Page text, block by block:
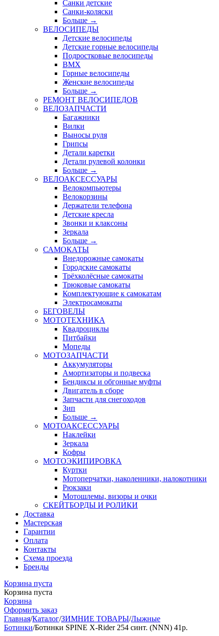
Санки детские
Санки-коляски
Больше →
ВЕЛОСИПЕДЫ
Детские велосипеды
Детские горные велосипеды
Подростковые велосипеды
BMX
Горные велосипеды
Женские велосипеды
Больше →
РЕМОНТ ВЕЛОСИПЕДОВ
ВЕЛОЗАПЧАСТИ
Багажники
Вилки
Выносы руля
Грипсы
Детали каретки
Детали рулевой колонки
Больше →
ВЕЛОАКСЕССУАРЫ
Велокомпьютеры
Велокорзины
Держатели телефона
Детские кресла
Звонки и клаксоны
Зеркала
Больше →
САМОКАТЫ
Внедорожные самокаты
Городские самокаты
Трёхколёсные самокаты
Трюковые самокаты
Комплектующие к самокатам
Электросамокаты
БЕГОВЕЛЫ
МОТОТЕХНИКА
Квадроциклы
Питбайки
Мопеды
МОТОЗАПЧАСТИ
Аккумуляторы
Амортизаторы и подвеска
Бендиксы и обгонные муфты
Двигатель в сборе
Запчасти для снегоходов
Зип
Больше →
МОТОАКСЕССУАРЫ
Наклейки
Зеркала
Кофры
МОТОЭКИПИРОВКА
Куртки
Мотоперчатки, наколенники, налокотники
Рюкзаки
Мотошлемы, визоры и очки
СКЕЙТБОРДЫ И РОЛИКИ
Доставка
Мастерская
Гарантии
Оплата
Контакты
Схема проезда
Бренды
Корзина пуста
Корзина пуста
Корзина
Оформить заказ
Главная/Каталог/ЗИМНИЕ ТОВАРЫ/Лыжные
Ботинки/Ботинки SPINE X-Rider 254 синт. (NNN) 41р.